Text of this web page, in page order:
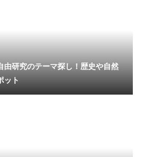
由研究のテーマ探し！歴史や自然
ット